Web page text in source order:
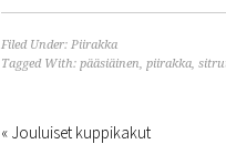
Filed Under: Piirakka
Tagged With: pääsiäinen, piirakka,
« Jouluiset kuppikakut